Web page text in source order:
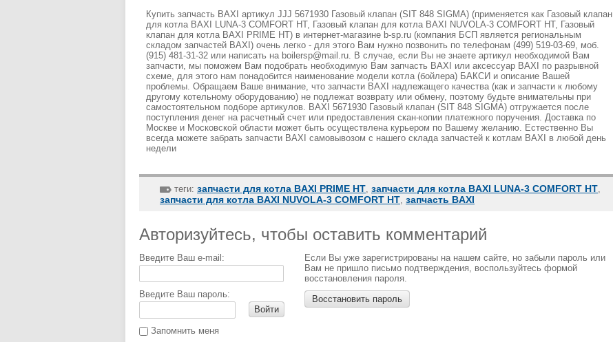
Купить запчасть BAXI артикул JJJ 5671930 Газовый клапан (SIT 848 SIGMA) (применяется как Газовый клапан
для котла BAXI LUNA-3 COMFORT HT, Газовый клапан для котла BAXI NUVOLA-3 COMFORT HT, Газовый
клапан для котла BAXI PRIME HT) в интернет-магазине b-sp.ru (компания БСП является региональным
складом запчастей BAXI) очень легко - для этого Вам нужно позвонить по телефонам (499) 519-03-69, моб.
(915) 481-31-32 или написать на boilersp@mail.ru. В случае, если Вы не знаете артикул необходимой Вам
запчасти, мы поможем Вам подобрать необходимую Вам запчасть BAXI или аксессуар BAXI по разрывной
схеме, для этого нам понадобится наименование модели котла (бойлера) БАКСИ и описание Вашей
проблемы. Обращаем Ваше внимание, что запчасти BAXI надлежащего качества (как и запчасти к любому
другому котельному оборудованию) не подлежат возврату или обмену, поэтому будьте внимательны при
самостоятельном подборе артикулов. BAXI 5671930 Газовый клапан (SIT 848 SIGMA) отгружается после
поступления денег на расчетный счет или предоставления скан-копии платежного поручения. Доставка по
Москве и Московской области может быть осуществлена курьером по Вашему желанию. Естественно Вы
всегда можете забрать запчасти BAXI самовывозом с нашего склада запчастей к котлам BAXI в любой день
недели
теги: запчасти для котла BAXI PRIME HT, запчасти для котла BAXI LUNA-3 COMFORT HT,
запчасти для котла BAXI NUVOLA-3 COMFORT HT, запчасть BAXI
Авторизуйтесь, чтобы оставить комментарий
Введите Ваш e-mail:
Введите Ваш пароль:
Войти
Запомнить меня
Если Вы уже зарегистрированы на нашем сайте, но забыли пароль или
Вам не пришло письмо подтверждения, воспользуйтесь формой
восстановления пароля.
Восстановить пароль